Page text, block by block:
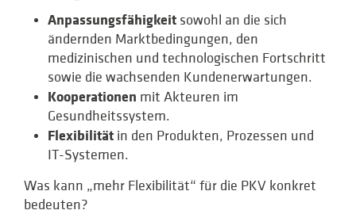
Anpassungsfähigkeit sowohl an die sich
ändernden Marktbedingungen, den
medizinischen und technologischen Fortschritt
sowie die wachsenden Kundenerwartungen.
Kooperationen mit Akteuren im
Gesundheitssystem.
Flexibilität in den Produkten, Prozessen und
IT-Systemen.
Was kann „mehr Flexibilität“ für die PKV konkret
bedeuten?